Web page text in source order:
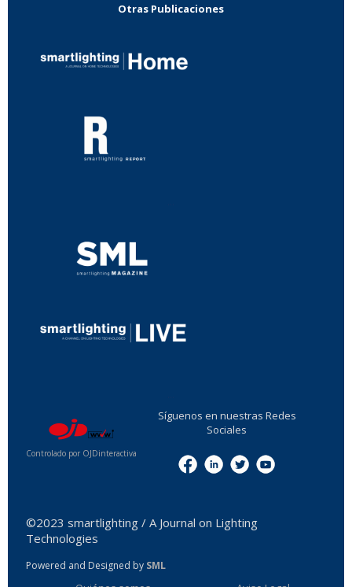
Otras Publicaciones
Controlado por OJDinteractiva
Síguenos en nuestras Redes
Sociales
©2023 smartlighting / A Journal on Lighting
Technologies
Powered and Designed by SML